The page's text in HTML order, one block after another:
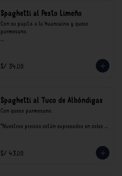
Spaghetti al Pesto Limeño
Con su papita a la huancaína y queso
parmesano.
consumo.
S/ 34.00
Spaghetti al Tuco de Albóndigas
Con queso parmesano.
*Nuestros precios están expresados en soles e
S/ 43.00